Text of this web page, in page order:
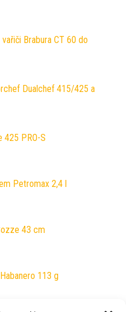
Brabura CT 60 do
Dualchef 415/425 a
425 PRO-S
Petromax 2,4 l
43 cm
113 g